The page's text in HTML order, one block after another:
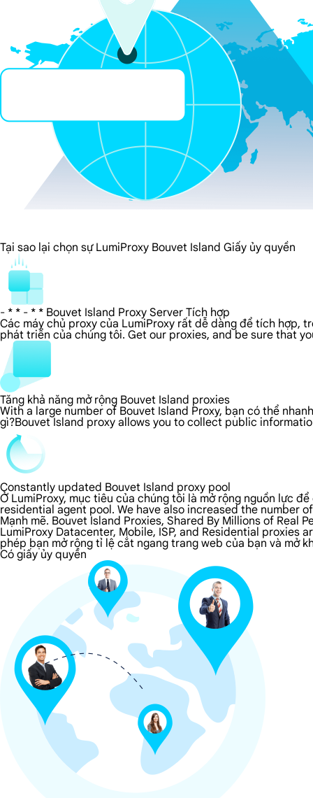
Tại sao lại chọn sự LumiProxy Bouvet Island Giấy ủy quyền
- * * - * * Bouvet Island Proxy Server Tích hợp
Các máy chủ proxy của LumiProxy rất dễ dàng để tích hợp,
phát triển của chúng tôi. Get our proxies, and be sure that
Tăng khả năng mở rộng Bouvet Island proxies
With a large number of Bouvet Island Proxy, bạn có thể
gì?Bouvet Island proxy allows you to collect public
Constantly updated Bouvet Island proxy pool
Ở LumiProxy, mục tiêu của chúng tôi là mở rộng nguồn lực
residential agent pool. We have also increased the number
Mạnh mẽ. Bouvet Island Proxies, Shared By Millions of Real
LumiProxy Datacenter, Mobile, ISP, and Residential proxies
phép bạn mở rộng tỉ lệ cắt ngang trang web của bạn và mở
Có giấy ủy quyền